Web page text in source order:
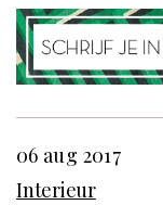
06 aug 2017
Interieur